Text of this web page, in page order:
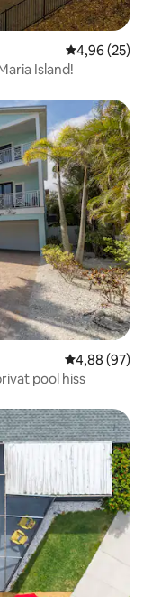
4,96 av 5 i
4,96 (25)
Island!
4,88 av 5 i
4,88 (97)
pool hiss